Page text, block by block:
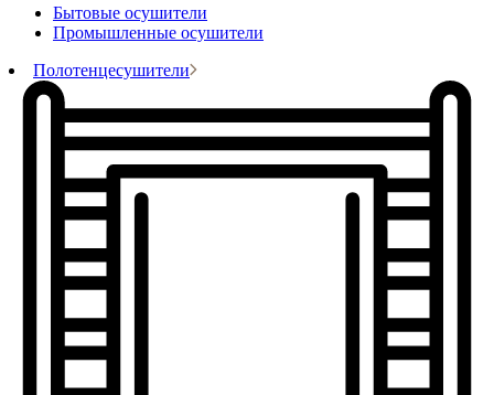
Бытовые осушители
Промышленные осушители
Полотенцесушители